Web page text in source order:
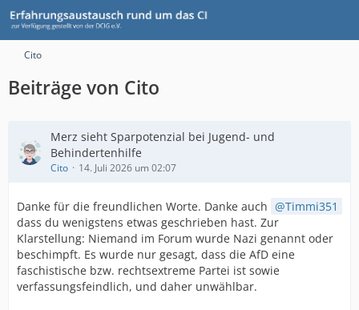
Cito
Beiträge von Cito
Merz sieht Sparpotenzial bei Jugend- und
Behindertenhilfe
Cito 14. Juli 2026 um 02:07
Danke für die freundlichen Worte. Danke auch
Timmi351
dass du wenigstens etwas geschrieben hast. Zur
Klarstellung: Niemand im Forum wurde Nazi genannt oder
beschimpft. Es wurde nur gesagt, dass die AfD eine
faschistische bzw. rechtsextreme Partei ist sowie
verfassungsfeindlich, und daher unwählbar.